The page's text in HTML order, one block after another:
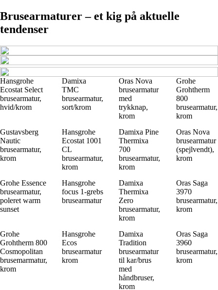
Brusearmaturer – et kig på aktuelle
tendenser
Hansgrohe
Ecostat Select
brusearmatur,
hvid/krom
Damixa
TMC
brusearmatur,
sort/krom
Oras Nova
brusearmatur
med
trykknap,
krom
Grohe
Grohtherm
800
brusearmatur,
krom
Gustavsberg
Nautic
brusearmatur,
krom
Hansgrohe
Ecostat 1001
CL
brusearmatur,
krom
Damixa Pine
Thermixa
700
brusearmatur,
krom
Oras Nova
brusearmatur
(spejlvendt),
krom
Grohe Essence
brusearmatur,
poleret warm
sunset
Hansgrohe
focus 1-grebs
brusearmatur
Damixa
Thermixa
Zero
brusearmatur,
krom
Oras Saga
3970
brusearmatur,
krom
Grohe
Grohtherm 800
Cosmopolitan
brusemarmatur,
krom
Hansgrohe
Ecos
brusearmatur
krom
Damixa
Tradition
brusearmatur
til kar/brus
med
håndbruser,
krom
Oras Saga
3960
brusearmatur,
krom